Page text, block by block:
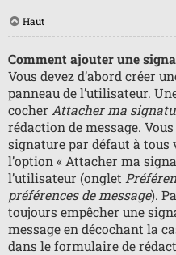
Haut
Comment ajouter une
Vous devez d’abord créer
panneau de l’utilisateur.
cocher Attacher ma
rédaction de message.
signature par défaut à tous
l’option « Attacher ma
l’utilisateur (onglet
préférences de message).
toujours empêcher une
message en décochant la
dans le formulaire de